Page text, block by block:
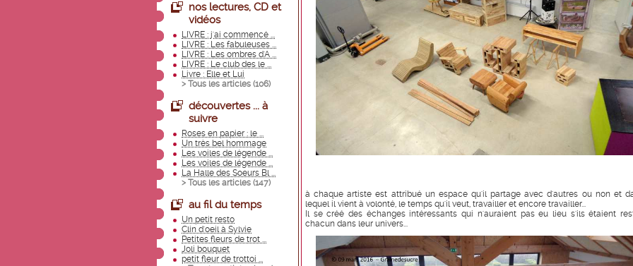
nos lectures, CD et
vidéos
LIVRE : j'ai commencé ...
LIVRE : Les fabuleuses ...
LIVRE : Les ombres d'A ...
LIVRE : Le club des le ...
Livre : Elle et Lui
> Tous les articles (106)
découvertes ... à
suivre
Roses en papier : le ...
Un très bel hommage
Les voiles de légende ...
Les voiles de légende ...
La Halle des Soeurs Bl ...
> Tous les articles (147)
au fil du temps
Un petit resto
Clin d'oeil à Sylvie
Petites fleurs de trot ...
Joli bouquet
petit fleur de trottoi ...
à chaque artiste est attribué un espace qu'il partage avec d'autres ou non et
lequel il vient à volonté, le temps qu'il veut, travailler et encore travailler...
Il se créé des échanges intéressants qui n'auraient pas eu lieu s'ils étaient
chacun dans leur univers...